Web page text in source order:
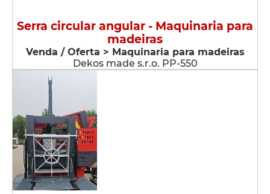
Serra circular angular - Maquinaria para
madeiras
Venda / Oferta > Maquinaria para madeiras
Dekos made s.r.o. PP-550